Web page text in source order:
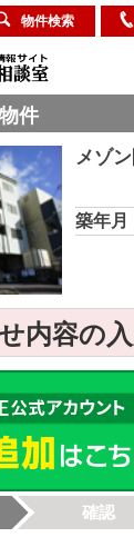
物件検索
件
メゾ
築年月
内容の
確認